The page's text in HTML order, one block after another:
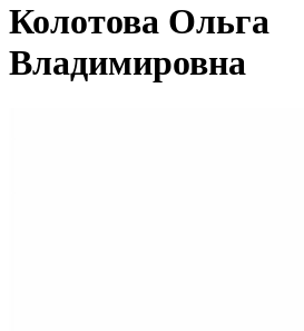
Колотова Ольга
Владимировна